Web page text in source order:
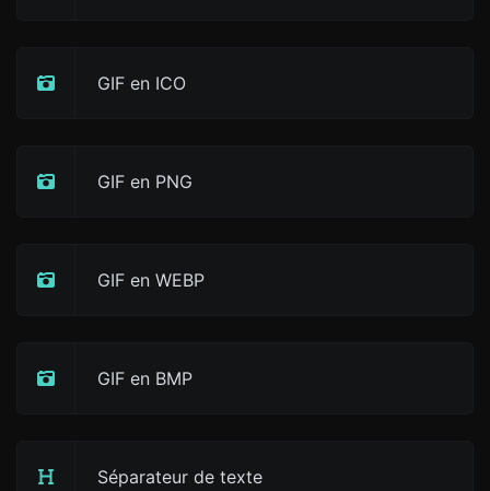
GIF en ICO
GIF en PNG
GIF en WEBP
GIF en BMP
Séparateur de texte